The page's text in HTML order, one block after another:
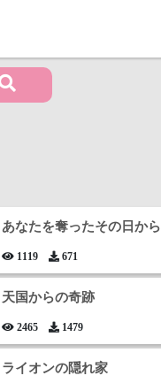
あなたを奪ったその日から
1119 671
天国からの奇跡
2465 1479
ライオンの隠れ家